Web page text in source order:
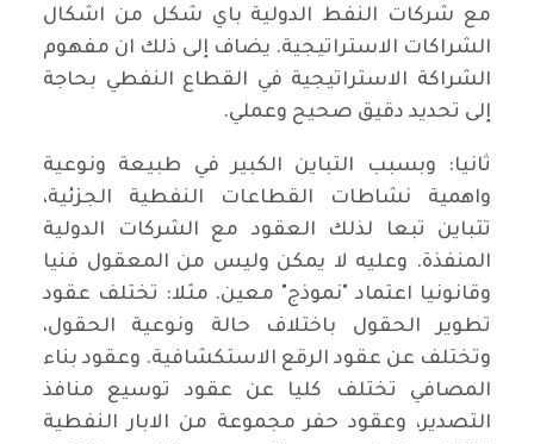
مع شركات النفط الدولية باي شكل من اشكال
الشراكات الاستراتيجية. يضاف إلى ذلك ان مفهوم
الشراكة الاستراتيجية في القطاع النفطي بحاجة
إلى تحديد دقيق صحيح وعملي.
ثانيا: وبسبب التباين الكبير في طبيعة ونوعية
واهمية نشاطات القطاعات النفطية الجزئية،
تتباين تبعا لذلك العقود مع الشركات الدولية
المنفذة. وعليه لا يمكن وليس من المعقول فنيا
وقانونيا اعتماد "نموذج" معين. مثلا: تختلف عقود
تطوير الحقول باختلاف حالة ونوعية الحقول،
وتختلف عن عقود الرقع الاستكشافية. وعقود بناء
المصافي تختلف كليا عن عقود توسيع منافذ
التصدير، وعقود حفر مجموعة من الابار النفطية